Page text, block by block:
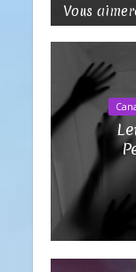
Vous